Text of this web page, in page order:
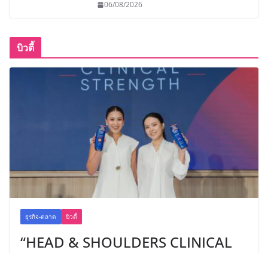
06/08/2026
บิวตี้
ธุรกิจ-ตลาด บิวตี้
“HEAD & SHOULDERS CLINICAL